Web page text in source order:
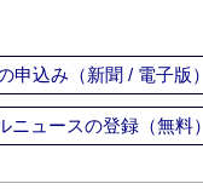
申込み（新聞 / 電子版）
ニュースの登録（無料）